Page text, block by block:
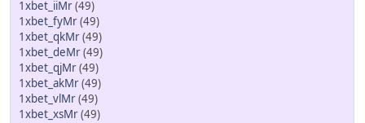
1xbet_iiMr(49)
1xbet_fyMr(49)
1xbet_qkMr(49)
1xbet_deMr(49)
1xbet_qjMr(49)
1xbet_akMr(49)
1xbet_vlMr(49)
1xbet_xsMr(49)